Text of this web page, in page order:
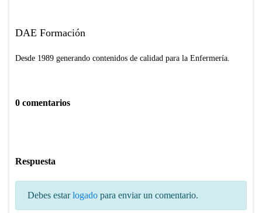
DAE Formación
Desde 1989 generando contenidos de calidad para la Enfermería.
0 comentarios
Respuesta
Debes estarlogadopara enviar un comentario.